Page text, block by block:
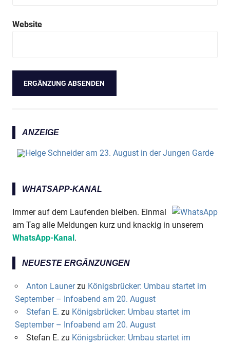
Website
ANZEIGE
WHATSAPP-KANAL
Immer auf dem Laufenden bleiben. Einmal
am Tag alle Meldungen kurz und knackig in unserem
WhatsApp-Kanal .
NEUESTE ERGÄNZUNGEN
Anton Launerzu Königsbrücker: Umbau startet im
September – Infoabend am 20. August
Stefan E. zu Königsbrücker: Umbau startet im
September – Infoabend am 20. August
Stefan E. zu Königsbrücker: Umbau startet im